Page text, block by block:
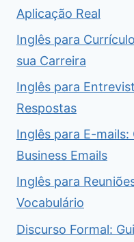
Aplicação Real
Inglês para
sua Carreira
Inglês para
Respostas
Inglês para E-
Business Emails
Inglês para
Vocabulário
Discurso Formal: